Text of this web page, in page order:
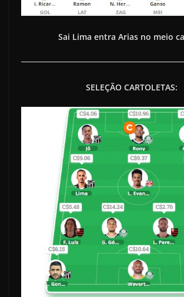
Sai Lima entra Arias no meio
SELEÇÃO CARTOLETAS: